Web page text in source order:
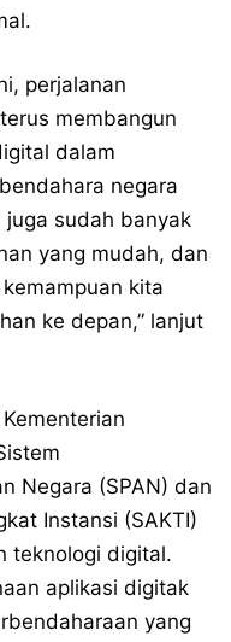
perjalanan
membangun
dalam
negara
sudah banyak
yang mudah, dan
kita
ke depan,” lanjut
Negara (SPAN) dan
Instansi (SAKTI)
teknologi digital.
aplikasi digitak
yang